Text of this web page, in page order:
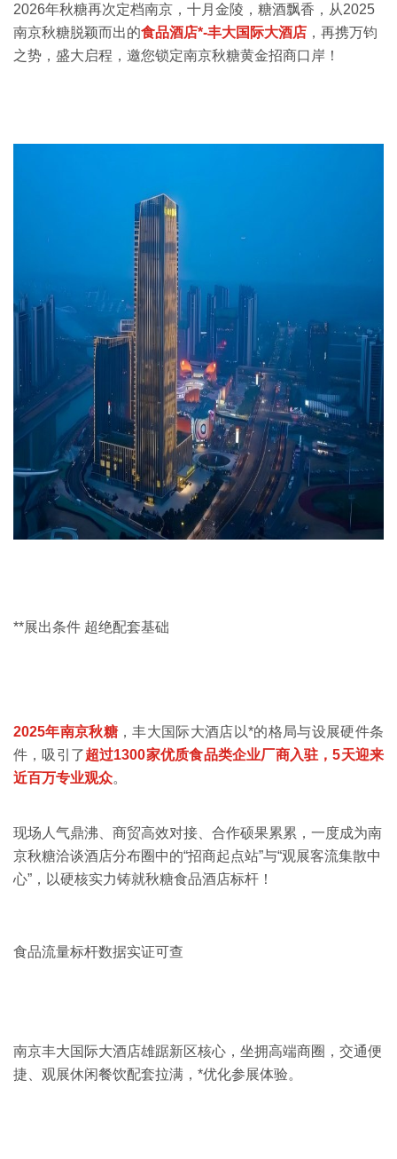
2026年秋糖再次定档南京，十月金陵，糖酒飘香，从2025
南京秋糖脱颖而出的食品酒店*-丰大国际大酒店 ，再携万钧
之势，盛大启程，邀您锁定南京秋糖黄金招商口岸！
**展出条件 超绝配套基础
2025年南京秋糖 ，丰大国际大酒店 以*的格局与设展硬件条
件，吸引了超过1300家优质食品类企业厂商入驻，5天迎来
近百万专业观众。
现场人气鼎沸、商贸高效对接、合作硕果累累，一度成为南
京秋糖洽谈酒店分布圈中的“招商起点站”与“观展客流集散中
心”， 以硬核实力铸就秋糖食品酒店标杆！
食品流量标杆数据实证可查
南京丰大国际大酒店雄踞新区核心，坐拥高端商圈，交通便
捷、观展休闲餐饮配套拉满，*优化参展体验。